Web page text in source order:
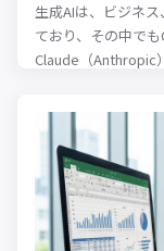
生成AIは、ビジネ
ており、その中で
Claude（Anthropic
ポイントで比較し